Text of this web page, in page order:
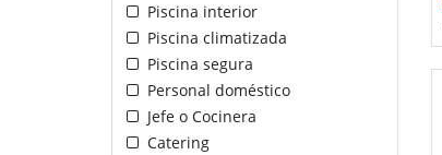
Piscina interior
Piscina climatizada
Piscina segura
Personal doméstico
Jefe o Cocinera
Catering